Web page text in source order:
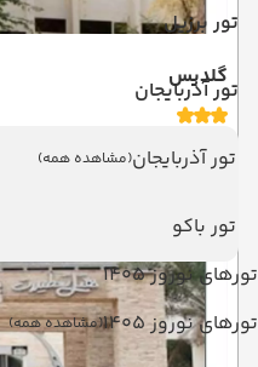
تور برزیل
تور آذربایجان
تور آذربایجان(مشاهده همه)
تور باکو
تورهای نوروز 1405
تورهای نوروز 1405
(مشاهده همه)
گلدیس
کیش